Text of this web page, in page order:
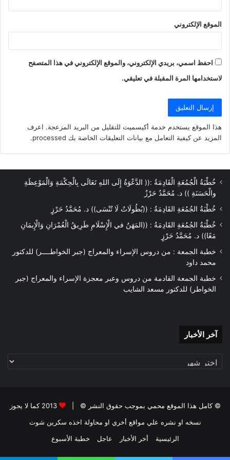
نسخ الرابط
الموقع الإلكتروني
احفظ اسمي، بريدي الإلكتروني، والموقع الإلكتروني في هذا المتصفح
لاستخدامها المرة المقبلة في تعليقي.
هذا الموقع يستخدم خدمة أكيسميت للتقليل من البريد المزعجة. اعرف
المزيد عن كيفية التعامل مع بيانات التعليقات الخاصة بك processed
.
خُطْبَةُ الْجُمُعَةِ الْقَادِمَةُ :(( الدَّعْوَةُ إِلَى اللهِ تَعَالَى بِالْحِكْمَةِ وَالْمَوْعِظَةِ
والْحَسَنَةِ )) د. مُحَمَّدُ حَرْزٌ
خُطْبَةُ الجُمُعَةِ القَادِمَةُ : ((بُطُولَاتٌ لَا تُنْسَى)) د. مُحَمَّدُ حَرْزٍ
خُطْبَةُ الجُمُعَةِ القَادِمَةُ : ((المَهَنُ في الْإِسْلَامِ طَرِيقُ الْعُمْرَانِ وَالْإِيمَانِ
مَعًا)) د. مُحَمَّدُ حَرْزٍ
خطبة الجمعة : من دروس الإسراء والمعراج (جبر الخواطــــر) للدكتور
محمد داود
خطبة الجمعة القادمة من دروس وعبر معجزة الإسراء والمعراج (جبر
الخواطر) للدكتور مسعد الشايب
آخر الأخبار
© كامل هذا الموقع محمي بموجب حقوق النشر © |
2013 كما لا يجوز
نسخه او نشره علي مواقع أخري او محاولة اخذه سكرين شوت
الرئيسية
أخر الأخبار عاجل خطبة الأسبوع